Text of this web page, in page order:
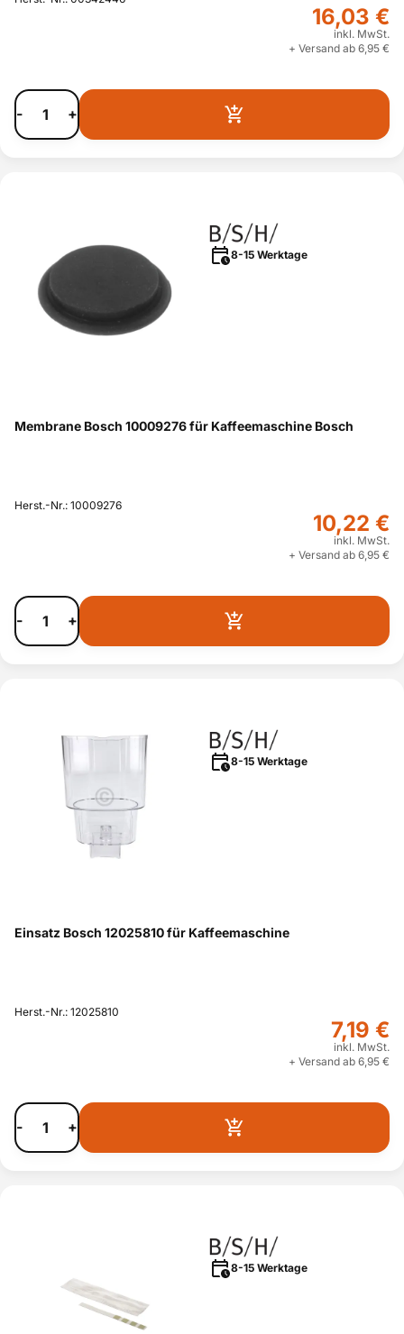
16,03 €
inkl. MwSt.
+ Versand ab 6,95 €
- +
8-15 Werktage
Membrane Bosch 10009276 für Kaffeemaschine Bosch
Herst.-Nr.: 10009276
10,22 €
inkl. MwSt.
+ Versand ab 6,95 €
- +
8-15 Werktage
Einsatz Bosch 12025810 für Kaffeemaschine
Herst.-Nr.: 12025810
7,19 €
inkl. MwSt.
+ Versand ab 6,95 €
- +
8-15 Werktage